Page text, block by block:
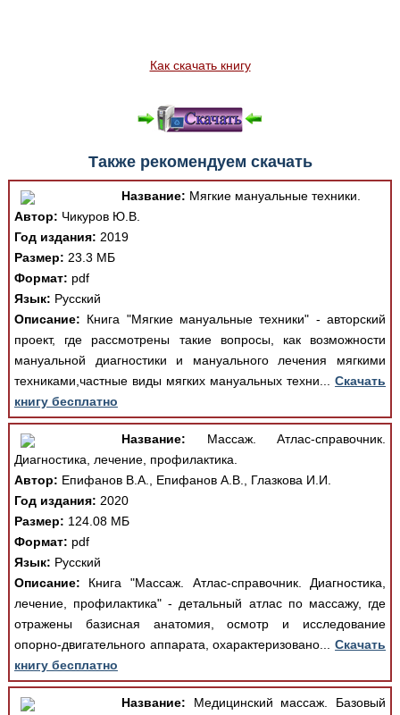
Как скачать книгу
Также рекомендуем скачать
Название: Мягкие мануальные техники.
Автор: Чикуров Ю.В.
Год издания: 2019
Размер: 23.3 МБ
Формат: pdf
Язык: Русский
Описание: Книга "Мягкие мануальные техники" - авторский
проект, где рассмотрены такие вопросы, как возможности
мануальной диагностики и мануального лечения мягкими
техниками,частные виды мягких мануальных техни...Скачать
книгу бесплатно
Название: Массаж. Атлас-справочник.
Диагностика, лечение, профилактика.
Автор: Епифанов В.А., Епифанов А.В., Глазкова И.И.
Год издания: 2020
Размер: 124.08 МБ
Формат: pdf
Язык: Русский
Описание: Книга "Массаж. Атлас-справочник. Диагностика,
лечение, профилактика" - детальный атлас по массажу, где
отражены базисная анатомия, осмотр и исследование
опорно-двигательного аппарата, охарактеризовано...Скачать
книгу бесплатно
Название: Медицинский массаж. Базовый